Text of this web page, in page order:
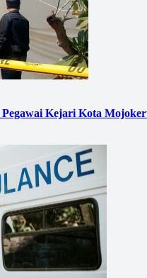
Kejari Kota